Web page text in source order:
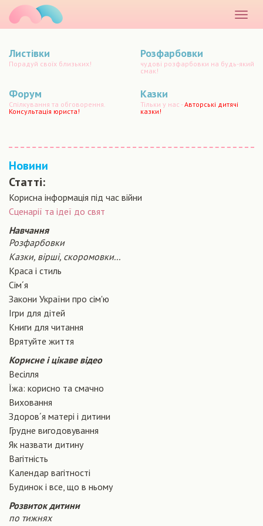
меню
Листівки
Порадуй своїх близьких!
Розфарбовки
чудові розфарбовки на будь-який
смак!
Форум
Спілкування та обговорення.
Консультація юриста!
Казки
Тільки у нас -Авторські дитячі
казки!
Новини
Статті:
Корисна інформація під час війни
Сценарiї та iдеї до свят
Навчання
Розфарбовки
Казки, вірші, скоромовки...
Краса і стиль
Сiм´я
Закони України про сiм'ю
Ігри для дітей
Книги для читання
Врятуйте життя
Корисне і цікаве відео
Весілля
Їжа: корисно та смачно
Виховання
Здоров´я матері і дитини
Грудне вигодовування
Як назвати дитину
Вагiтнiсть
Календар вагітності
Будинок і все, що в ньому
Розвиток дитини
по тижнях